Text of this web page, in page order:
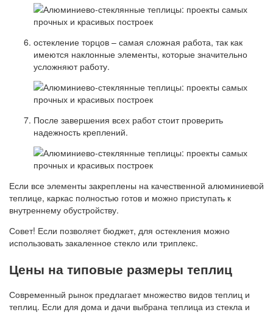
остекление торцов – самая сложная работа, так как
имеются наклонные элементы, которые значительно
усложняют работу.
После завершения всех работ стоит проверить
надежность креплений.
Если все элементы закреплены на качественной алюминиевой
теплице, каркас полностью готов и можно приступать к
внутреннему обустройству.
Совет! Если позволяет бюджет, для остекления можно
использовать закаленное стекло или триплекс.
Цены на типовые размеры теплиц
Современный рынок предлагает множество видов теплиц и
теплиц. Если для дома и дачи выбрана теплица из стекла и